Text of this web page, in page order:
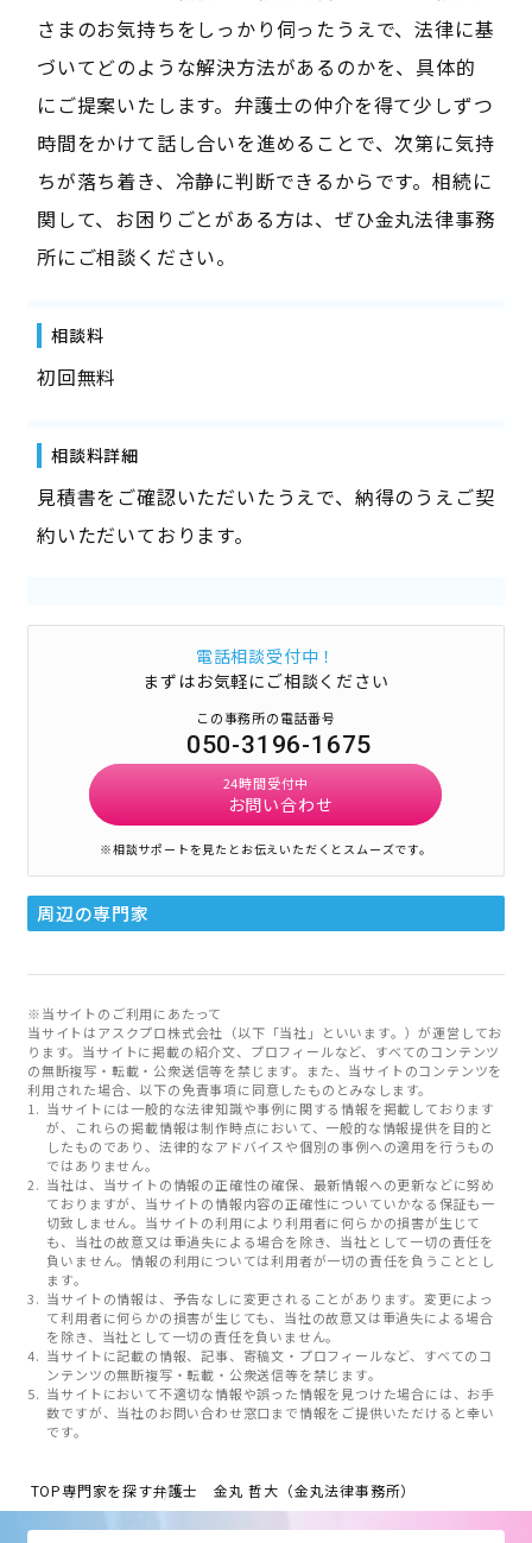
さまのお気持ちをしっかり伺ったうえで、法律に基
づいてどのような解決方法があるのかを、具体的
にご提案いたします。弁護士の仲介を得て少しずつ
時間をかけて話し合いを進めることで、次第に気持
ちが落ち着き、冷静に判断できるからです。相続に
関して、お困りごとがある方は、ぜひ金丸法律事務
所にご相談ください。
相談料
初回無料
相談料詳細
見積書をご確認いただいたうえで、納得のうえご契
約いただいております。
電話相談受付中！
まずはお気軽にご相談ください
この事務所の電話番号
050-3196-1675
24時間受付中
お問い合わせ
※相談サポートを見たとお伝えいただくとスムーズです。
周辺の専門家
※当サイトのご利用にあたって
当サイトはアスクプロ株式会社（以下「当社」といいます。）が運営してお
ります。当サイトに掲載の紹介文、プロフィールなど、すべてのコンテンツ
の無断複写・転載・公衆送信等を禁じます。また、当サイトのコンテンツを
利用された場合、以下の免責事項に同意したものとみなします。
当サイトには一般的な法律知識や事例に関する情報を掲載しております
が、これらの掲載情報は制作時点において、一般的な情報提供を目的と
したものであり、法律的なアドバイスや個別の事例への適用を行うもの
ではありません。
当社は、当サイトの情報の正確性の確保、最新情報への更新などに努め
ておりますが、当サイトの情報内容の正確性についていかなる保証も一
切致しません。当サイトの利用により利用者に何らかの損害が生じて
も、当社の故意又は重過失による場合を除き、当社として一切の責任を
負いません。情報の利用については利用者が一切の責任を負うこととし
ます。
当サイトの情報は、予告なしに変更されることがあります。変更によっ
て利用者に何らかの損害が生じても、当社の故意又は重過失による場合
を除き、当社として一切の責任を負いません。
当サイトに記載の情報、記事、寄稿文・プロフィールなど、すべてのコ
ンテンツの無断複写・転載・公衆送信等を禁じます。
当サイトにおいて不適切な情報や誤った情報を見つけた場合には、お手
数ですが、当社のお問い合わせ窓口まで情報をご提供いただけると幸い
です。
TOP専門家を探す弁護士 金丸 哲大（金丸法律事務所）